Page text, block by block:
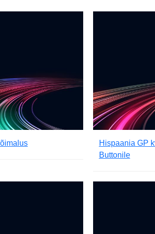
Hispaania GP
Buttonile